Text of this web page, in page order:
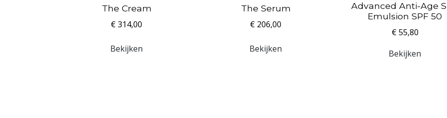
The Cream
€ 314,00
Bekijken
The Serum
€ 206,00
Bekijken
Advanced Anti-Age
Emulsion SPF 50
€ 55,80
Bekijken